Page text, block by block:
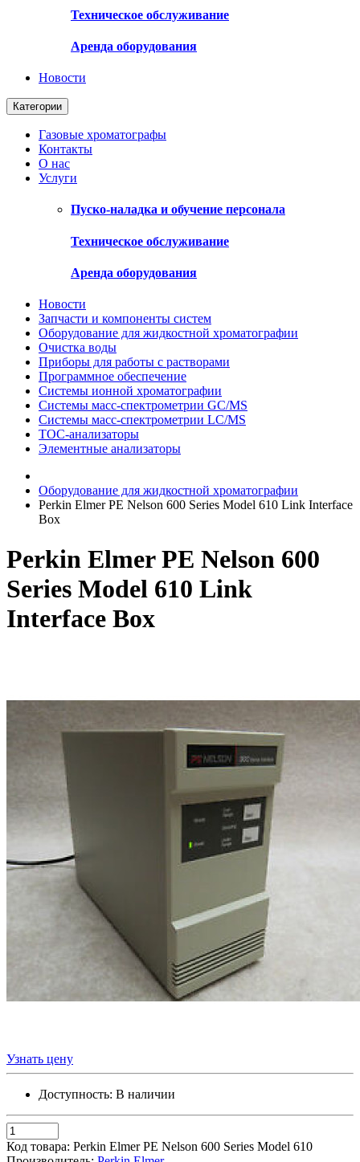
Техническое обслуживание
Аренда оборудования
Новости
Категории
Газовые хроматографы
Контакты
О нас
Услуги
Пуско-наладка и обучение персонала
Техническое обслуживание
Аренда оборудования
Новости
Запчасти и компоненты систем
Оборудование для жидкостной хроматографии
Очистка воды
Приборы для работы с растворами
Программное обеспечение
Системы ионной хроматографии
Системы масс-спектрометрии GC/MS
Системы масс-спектрометрии LC/MS
ТОС-анализаторы
Элементные анализаторы
Оборудование для жидкостной хроматографии
Perkin Elmer PE Nelson 600 Series Model 610 Link Interface
Box
Perkin Elmer PE Nelson 600
Series Model 610 Link
Interface Box
Узнать цену
Доступность: В наличии
Код товара: Perkin Elmer PE Nelson 600 Series Model 610